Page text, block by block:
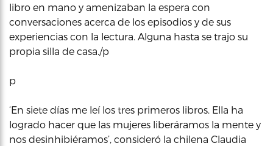
libro en mano y amenizaban la espera con
conversaciones acerca de los episodios y de sus
experiencias con la lectura. Alguna hasta se trajo su
propia silla de casa./p
p
‘En siete días me leí los tres primeros libros. Ella ha
logrado hacer que las mujeres liberáramos la mente y
nos desinhibiéramos’, consideró la chilena Claudia